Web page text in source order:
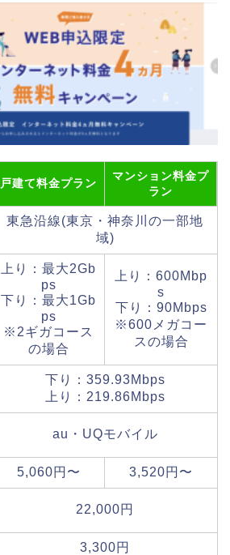
戸建て料金プラン
マンション料金プ
ラン
東急沿線(東京・神奈川の一部地
域)
上り：最大2Gb
ps
下り：最大1Gb
ps
※2ギガコース
の場合
上り：600Mbp
s
下り：90Mbps
※600メガコー
スの場合
下り：359.93Mbps
上り：219.86Mbps
au・UQモバイル
5,060円〜 3,520円〜
22,000円
3,300円